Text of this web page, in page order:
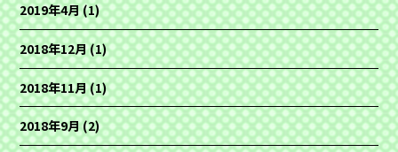
2019年4月(1)
2018年12月(1)
2018年11月(1)
2018年9月(2)